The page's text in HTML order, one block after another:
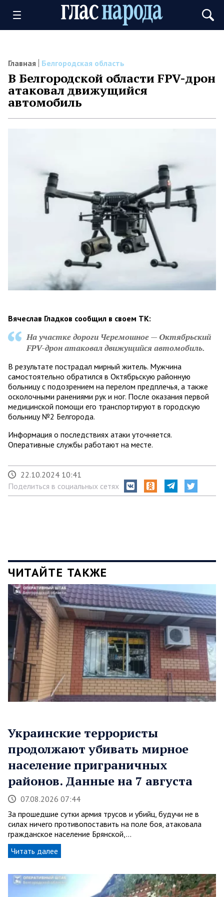
Главная Белгородская область
В Белгородской области FPV-дрон
атаковал движущийся
автомобиль
Вячеслав Гладков сообщил в своем ТК:
На участке дороги Черемошное — Октябрьский
FPV-дрон атаковал движущийся автомобиль.
В результате пострадал мирный житель. Мужчина
самостоятельно обратился в Октябрьскую районную
больницу с подозрением на перелом предплечья, а также
осколочными ранениями рук и ног. После оказания первой
медицинской помощи его транспортируют в городскую
больницу №2 Белгорода.
Информация о последствиях атаки уточняется.
Оперативные службы работают на месте.
22.10.2024 10:41
Поделиться в социальных сетях
ЧИТАЙТЕ ТАКЖЕ
Украинские террористы
продолжают убивать мирное
население приграничных
районов. Данные на 7 августа
07.08.2026 07:44
За прошедшие сутки армия трусов и убийц, будучи не в
силах ничего противопоставить на поле боя, атаковала
гражданское население Брянской,…
Читать далее